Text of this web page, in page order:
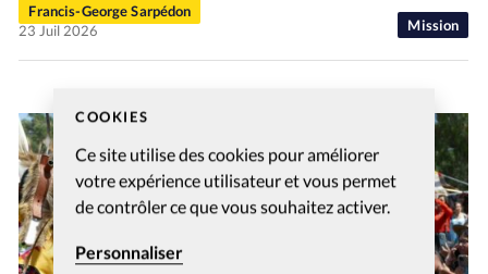
COOKIES
Ce site utilise des cookies pour améliorer
votre expérience utilisateur et vous permet
de contrôler ce que vous souhaitez activer.
Personnaliser
Mission
Francis-George Sarpédon
23 Juil 2026